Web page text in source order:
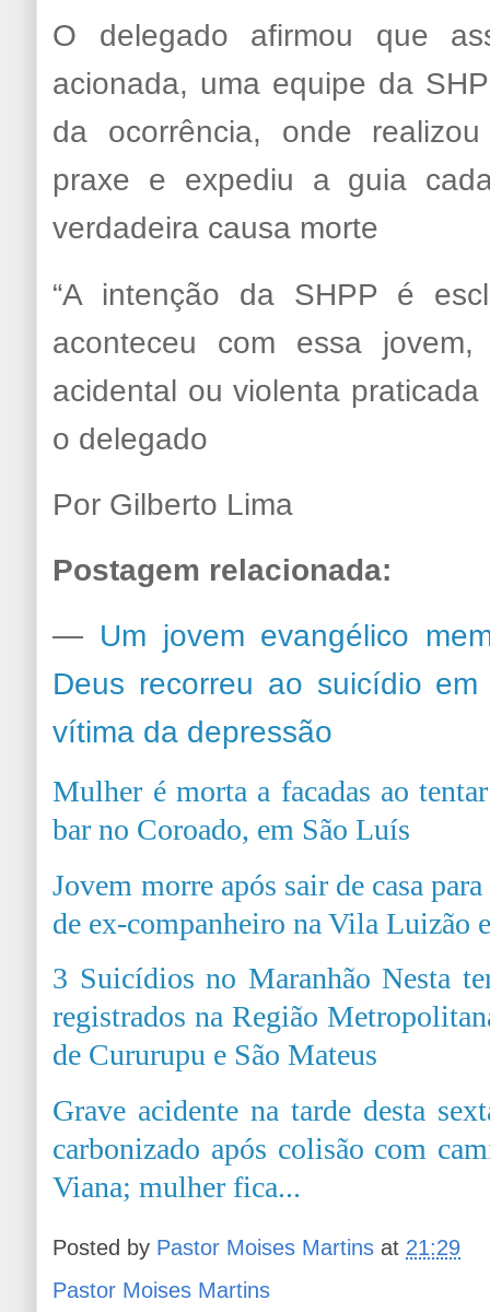
O delegado afirmou que
acionada, uma equipe da
da ocorrência, onde
praxe e expediu a guia
verdadeira causa morte
“A intenção da SHPP é
aconteceu com essa
acidental ou violenta praticada
o delegado
Por Gilberto Lima
Postagem relacionada:
— Um jovem evangélico
Deus recorreu ao suicídio
vítima da depressão
Mulher é morta a facadas ao
bar no Coroado, em São Luís
Jovem morre após sair de casa
de ex-companheiro na Vila Luizão
3 Suicídios no Maranhão Nesta
registrados na Região
de Cururupu e São Mateus
Grave acidente na tarde desta
carbonizado após colisão com
Viana; mulher fica...
Posted by Pastor Moises Martins at 21:29
Pastor Moises Martins